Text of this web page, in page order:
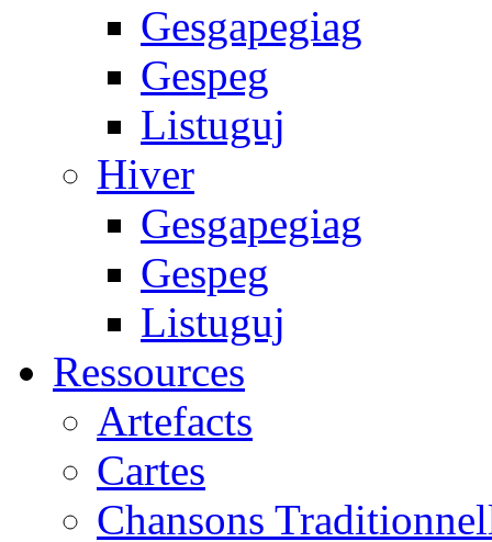
Gesgapegiag
Gespeg
Listuguj
Hiver
Gesgapegiag
Gespeg
Listuguj
Ressources
Artefacts
Cartes
Chansons